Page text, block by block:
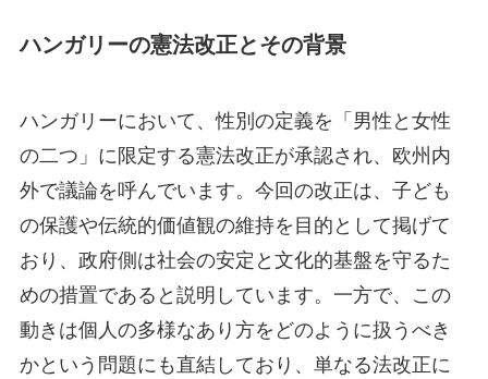
ハンガリーの憲法改正とその背景
ハンガリーにおいて、性別の定義を「男性と女性
の二つ」に限定する憲法改正が承認され、欧州内
外で議論を呼んでいます。今回の改正は、子ども
の保護や伝統的価値観の維持を目的として掲げて
おり、政府側は社会の安定と文化的基盤を守るた
めの措置であると説明しています。一方で、この
動きは個人の多様なあり方をどのように扱うべき
かという問題にも直結しており、単なる法改正に